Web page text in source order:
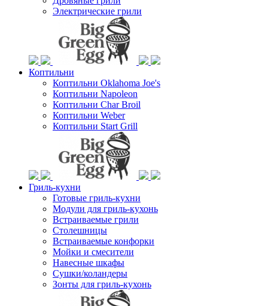
Электрические грили
Коптильни
Коптильни Oklahoma Joe's
Коптильни Napoleon
Коптильни Char Broil
Коптильни Weber
Коптильни Start Grill
Гриль-кухни
Готовые гриль-кухни
Модули для гриль-кухонь
Встраиваемые грили
Столешницы
Встраиваемые конфорки
Мойки и смесители
Навесные шкафы
Сушки/коландеры
Зонты для гриль-кухонь